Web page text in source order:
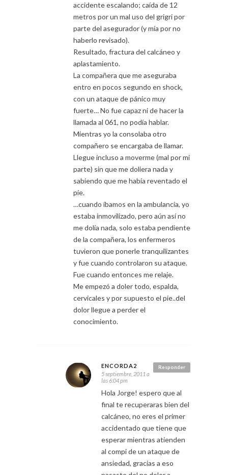
accidente escalando; caída de 12
metros por un mal uso del grigri por
parte del asegurador (y mía por no
haberlo revisado).
Resultado, fractura del calcáneo y
aplastamiento.
La compañera que me aseguraba
entro en pocos segundo en shock,
con un ataque de pánico muy
fuerte… No fue capaz ni de hacer la
llamada al 061, no podía hablar.
Mientras yo la consolaba otro
compañero se encargaba de llamar.
Llegue incluso a moverme (mal por mi
parte) sin que me doliera nada y
sabiendo que me había reventado el
pie.
…cuando íbamos en la ambulancia, yo
estaba inmovilizado, pero aún así no
me dolía nada, solo estaba pendiente
de la compañera, los enfermeros
tuvieron que ponerle tranquilizantes
y fue cuando controlaron su ataque.
Fue cuando entonces me relaje.
Me empezó a doler todo, espalda,
cervicales y por supuesto el pie..del
dolor llegue a perder el
conocimiento.
Responder
ENCORDA2
5 septiembre, 2011 a
las 6:04 pm
Hola Jorge! espero que al
final te recuperaras bien del
calcáneo, no eres el primer
accidentado que tiene que
esperar mientras atienden
al compi de un ataque de
ansiedad, gracias a eso